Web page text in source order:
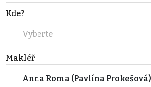
Kde?
Vyberte
Makléř
Anna Roma (Pavlína Prokešová)